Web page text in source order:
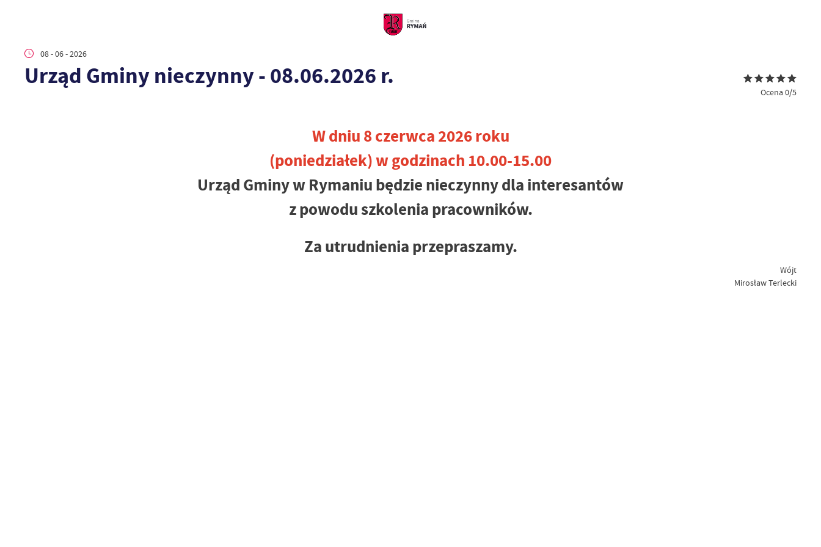
08 - 06 - 2026
Urząd Gminy nieczynny - 08.06.2026 r.
Ocena 0/5
W dniu 8 czerwca 2026 roku
(poniedziałek) w godzinach 10.00-15.00
Urząd Gminy w Rymaniu będzie nieczynny dla interesantów
z powodu szkolenia pracowników.
Za utrudnienia przepraszamy.
Wójt
Mirosław Terlecki